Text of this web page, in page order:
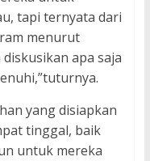
tapi ternyata dari
menurut
apa saja
yang disiapkan
tinggal, baik
untuk mereka